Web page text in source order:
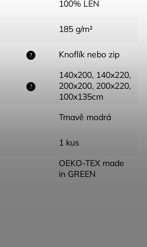
100% LEN
185 g/m²
? Knoflík nebo zip
?
140x200, 140x220,
200x200, 200x220,
100x135cm
Tmavě modrá
1 kus
OEKO-TEX made
in GREEN